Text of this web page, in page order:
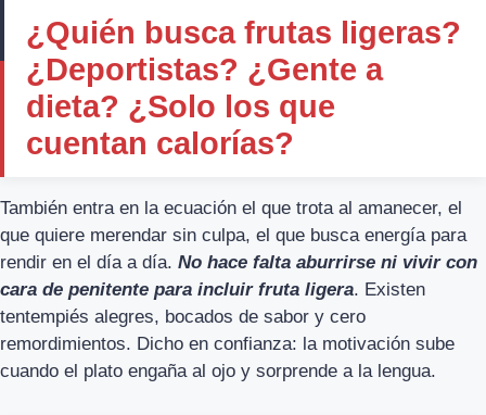
¿Quién busca frutas ligeras?
¿Deportistas? ¿Gente a
dieta? ¿Solo los que
cuentan calorías?
También entra en la ecuación el que trota al amanecer, el
que quiere merendar sin culpa, el que busca energía para
rendir en el día a día. No hace falta aburrirse ni vivir con
cara de penitente para incluir fruta ligera. Existen
tentempiés alegres, bocados de sabor y cero
remordimientos. Dicho en confianza: la motivación sube
cuando el plato engaña al ojo y sorprende a la lengua.